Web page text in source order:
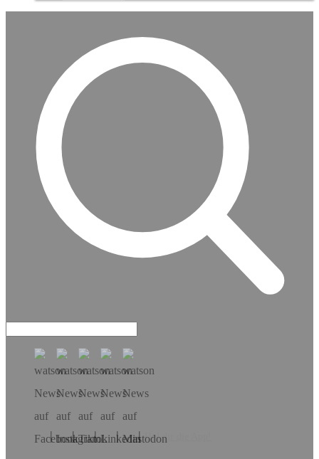
Hol dir die App!